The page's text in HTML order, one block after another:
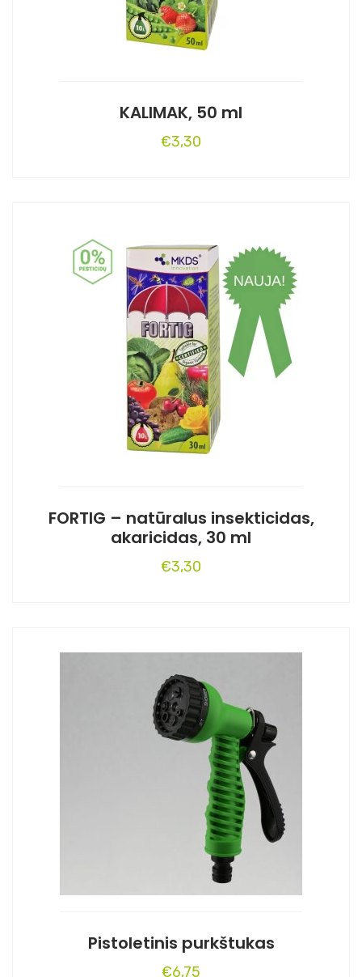
KALIMAK, 50 ml
€3,30
FORTIG – natūralus insekticidas,
akaricidas, 30 ml
€3,30
Pistoletinis purkštukas
€6,75